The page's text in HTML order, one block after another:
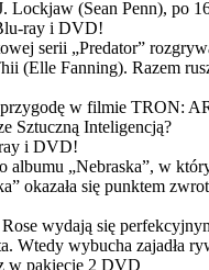
Lockjaw (Sean Penn), po
ray i DVD!
serii „Predator”
(Elle Fanning). Razem
w filmie TRON:
Sztuczną Inteligencją?
i DVD!
„Nebraska”, w
okazała się punktem
wydają się
Wtedy wybucha zajadła
w pakiecie 2 DVD